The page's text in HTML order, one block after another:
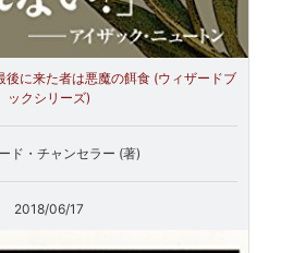
に来た者は悪魔の餌食 (ウィザードブ
ックシリーズ)
ド・チャンセラー (著)
2018/06/17